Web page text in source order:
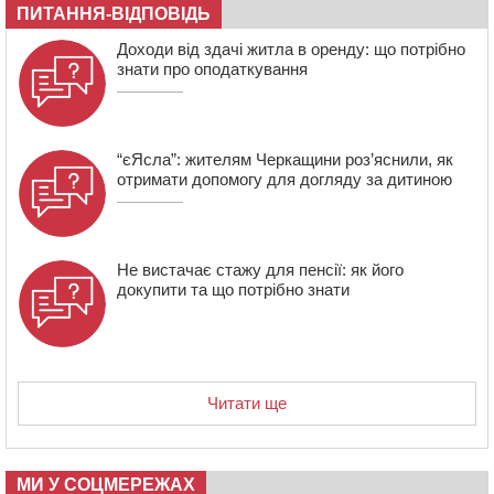
06 СЕРПНЯ 2026, ЧЕТВЕР
21:13 Вісім медалей, з яких чотири золоті: черкаські
спортсмени тріумфували на чемпіонаті України
ПИТАННЯ-ВІДПОВІДЬ
Доходи від здачі житла в оренду: що потрібно
знати про оподаткування
“єЯсла”: жителям Черкащини роз’яснили, як
отримати допомогу для догляду за дитиною
Не вистачає стажу для пенсії: як його
докупити та що потрібно знати
Читати ще
МИ У СОЦМЕРЕЖАХ